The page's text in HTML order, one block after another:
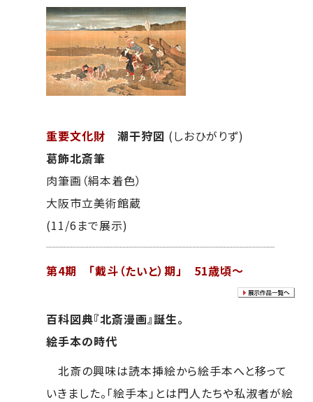
重要文化財 潮干狩図 (しおひがりず)
葛飾北斎筆
肉筆画（絹本着色）
大阪市立美術館蔵
(11/6まで展示)
第4期 「戴斗（たいと）期」 51歳頃～
百科図典『北斎漫画』誕生。
絵手本の時代
北斎の興味は読本挿絵から絵手本へと移って
いきました。「絵手本」とは門人たちや私淑者が絵